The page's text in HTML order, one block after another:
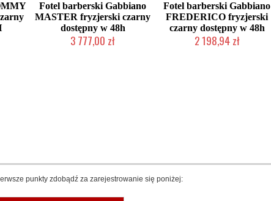
Fotel barberski Gabbiano
MASTER fryzjerski czarny
dostępny w 48h
3 777,00 zł
Fotel barberski Gabbiano
FREDERICO fryzjerski
czarny dostępny w 48h
2 198,94 zł
punkty zdobądź za zarejestrowanie się poniżej: